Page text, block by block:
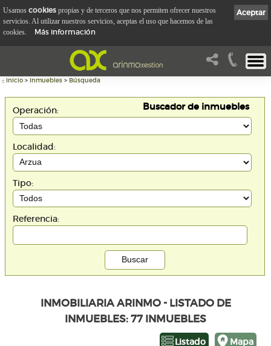
:: Inicio > Inmuebles > Búsqueda
Buscador de inmuebles
Operación:
Localidad:
Tipo:
Referencia:
INMOBILIARIA ARINMO - LISTADO DE
INMUEBLES: 77 INMUEBLES
Mapa
Listado
Aceptar
Usamos cookies propias y de terceros que nos permiten ofrecer nuestros
servicios. Al utilizar nuestros servicios, aceptas el uso que hacemos de las
cookies.
Más información